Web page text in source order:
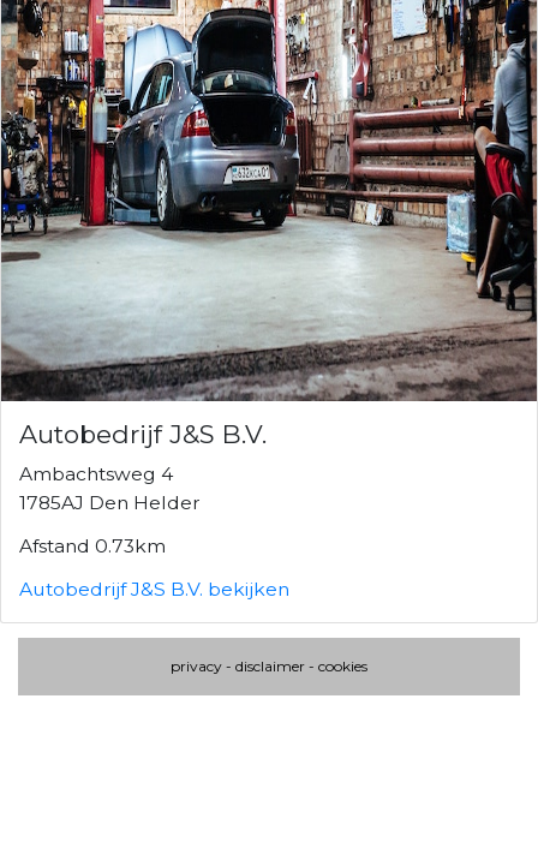
Autobedrijf J&S B.V.
Ambachtsweg 4
1785AJ Den Helder
Afstand 0.73km
Autobedrijf J&S B.V. bekijken
privacy - disclaimer - cookies